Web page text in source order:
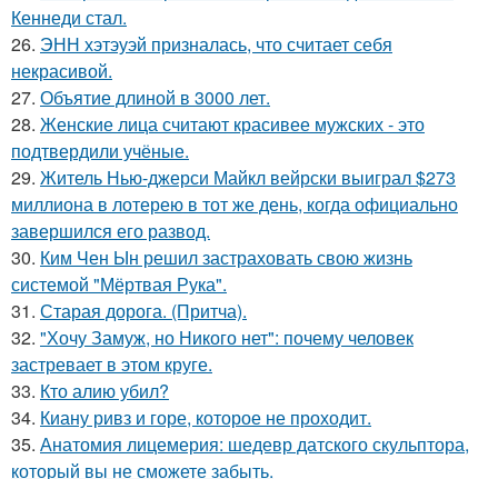
Кеннеди стал.
26. ЭНН хэтэуэй призналась, что считает себя
некрасивой.
27. Объятие длиной в 3000 лет.
28. Женские лица считают красивее мужских - это
подтвердили учёные.
29. Житель Нью-джерси Майкл вейрски выиграл $273
миллиона в лотерею в тот же день, когда официально
завершился его развод.
30. Ким Чен Ын решил застраховать свою жизнь
системой "Мёртвая Рука".
31. Старая дорога. (Притча).
32. "Хочу Замуж, но Никого нет": почему человек
застревает в этом круге.
33. Кто алию убил?
34. Киану ривз и горе, которое не проходит.
35. Анатомия лицемерия: шедевр датского скульптора,
который вы не сможете забыть.